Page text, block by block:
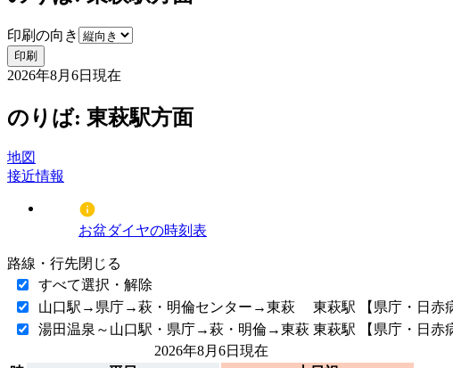
印刷の向き
印刷
2026年8月6日 現在
のりば: 東萩駅方面
地図
接近情報
お盆ダイヤの時刻表
路線・行先閉じる
すべて選択・解除
山口駅→県庁→萩・明倫センター→東萩
東萩駅 【県庁・日
湯田温泉～山口駅・県庁→萩・明倫→東萩 東萩駅 【県庁・日
2026年8月6日 現在